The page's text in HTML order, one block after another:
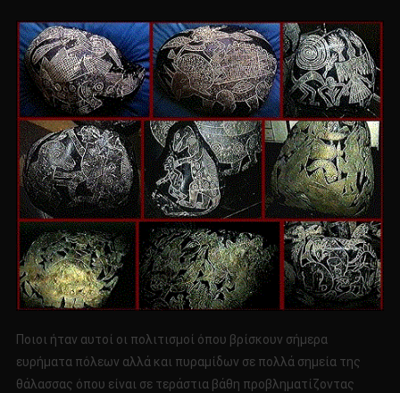
Ποιοι ήταν αυτοί οι πολιτισμοί όπου βρίσκουν σήμερα
ευρήματα πόλεων αλλά και πυραμίδων σε πολλά σημεία της
θάλασσας όπου είναι σε τεράστια βάθη προβληματίζοντας